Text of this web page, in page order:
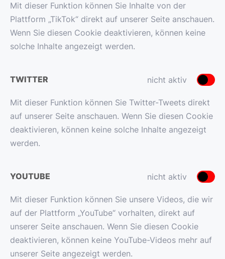
Mit dieser Funktion können Sie Inhalte von der
Plattform „TikTok“ direkt auf unserer Seite anschauen.
Wenn Sie diesen Cookie deaktivieren, können keine
solche Inhalte angezeigt werden.
TWITTER nicht aktiv
Mit dieser Funktion können Sie Twitter-Tweets direkt
auf unserer Seite anschauen. Wenn Sie diesen Cookie
deaktivieren, können keine solche Inhalte angezeigt
werden.
YOUTUBE nicht aktiv
Mit dieser Funktion können Sie unsere Videos, die wir
auf der Plattform „YouTube“ vorhalten, direkt auf
unserer Seite anschauen. Wenn Sie diesen Cookie
deaktivieren, können keine YouTube-Videos mehr auf
unserer Seite angezeigt werden.